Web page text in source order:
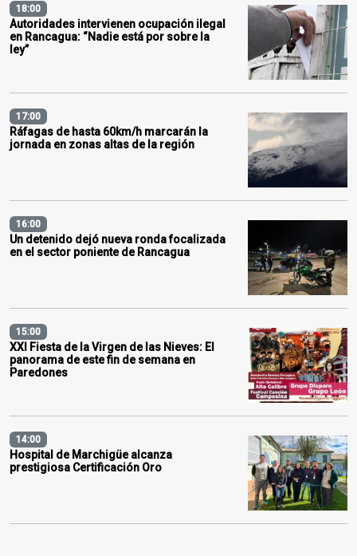
18:00
Autoridades intervienen ocupación ilegal
en Rancagua: “Nadie está por sobre la
ley”
17:00
Ráfagas de hasta 60km/h marcarán la
jornada en zonas altas de la región
16:00
Un detenido dejó nueva ronda focalizada
en el sector poniente de Rancagua
15:00
XXI Fiesta de la Virgen de las Nieves: El
panorama de este fin de semana en
Paredones
14:00
Hospital de Marchigüe alcanza
prestigiosa Certificación Oro